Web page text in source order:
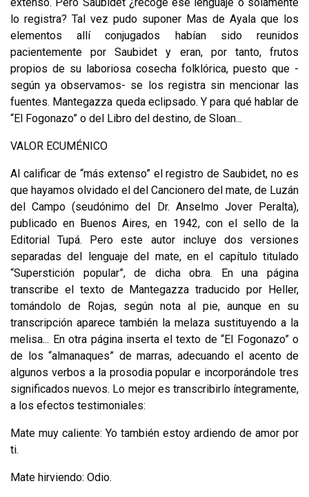
lo registra? Tal vez pudo suponer Mas de Ayala que los
elementos allí conjugados habían sido reunidos
pacientemente por Saubidet y eran, por tanto, frutos
propios de su laboriosa cosecha folklórica, puesto que -
según ya observamos- se los registra sin mencionar las
fuentes. Mantegazza queda eclip­sado. Y para qué hablar de
“El Fogonazo” o del Libro del destino, de Sloan...
VALOR ECUMÉNICO
Al calificar de “más extenso” el registro de Saubidet, no es
que hayamos olvi­dado el del Cancionero del mate, de Luzán
del Campo (seudónimo del Dr. Anselmo Jover Peralta),
publicado en Buenos Aires, en 1942, con el sello de la
Editorial Tupá. Pero este autor incluye dos versiones
separadas del lenguaje del mate, en el capítulo titulado
“Superstición popular”, de dicha obra. En una pá­gina
transcribe el texto de Mantegazza traducido por Heller,
tomándolo de Ro­jas, según nota al pie, aunque en su
transcripción aparece también la melaza sustituyendo a la
melisa... En otra página inserta el texto de “El Fogonazo” o
de los “almanaques” de marras, adecuando el acento de
algunos verbos a la proso­dia popular e incorporándole tres
significados nuevos. Lo mejor es transcribirlo íntegramente,
a los efectos testimoniales:
Mate muy caliente: Yo también estoy ardiendo de amor por
ti.
Mate hirviendo: Odio.